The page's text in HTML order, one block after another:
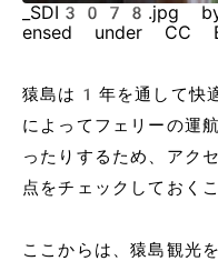
ensed under CC
猿島は1年を通して快
によってフェリーの運
ったりするため、アク
点をチェックしておく
ここからは、猿島観光